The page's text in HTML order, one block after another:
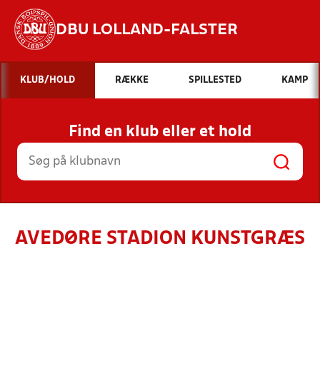
DBU LOLLAND-FALSTER
Hvad vil du søge efter?
INDHOLD OG NYHEDER
STILLINGER, RESULTATER, KLUBBER OG
HOLD
KLUB/HOLD RÆKKE SPILLESTED KAMP
Find en klub eller et hold
AVEDØRE STADION KUNSTGRÆS